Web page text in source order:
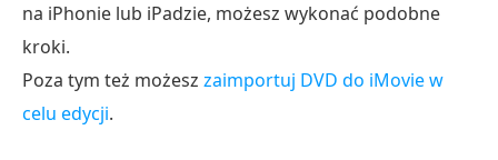
na iPhonie lub iPadzie, możesz wykonać podobne
kroki.
Poza tym też możesz zaimportuj DVD do iMovie w
celu edycji.